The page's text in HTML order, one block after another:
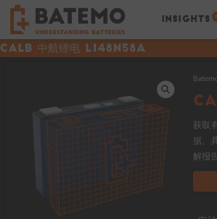
INSIGHTS
CALB 中航锂电 L148N58A
获取
据、
解报